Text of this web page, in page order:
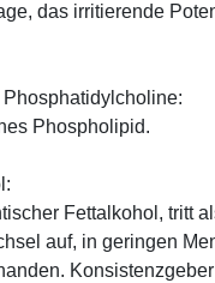
das irritierende
Phospholipid.
Fettalkohol, tritt
auf, in geringen